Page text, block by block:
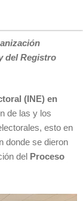
del Registro
(INE) en
de las y los
esto en
donde se dieron
del
Proceso